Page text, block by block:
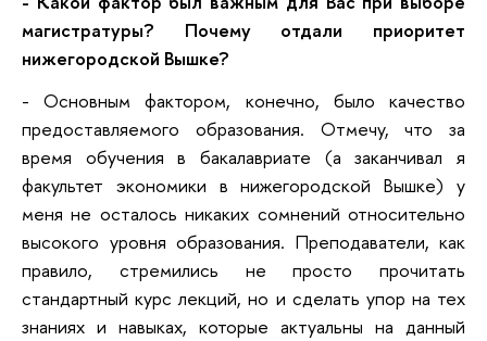
магистратуры? Почему отдали приоритет
нижегородской Вышке?
- Основным фактором, конечно, было качество
предоставляемого образования. Отмечу, что за
время обучения в бакалавриате (а заканчивал я
факультет экономики в нижегородской Вышке) у
меня не осталось никаких сомнений относительно
высокого уровня образования. Преподаватели, как
правило, стремились не просто прочитать
стандартный курс лекций, но и сделать упор на тех
знаниях и навыках, которые актуальны на данный